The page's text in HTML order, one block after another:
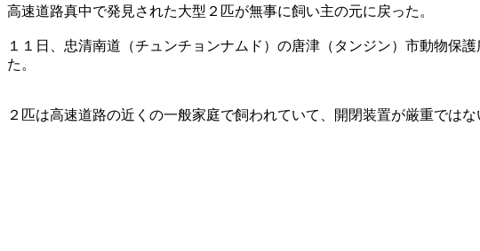
高速道路真中で発見された大型２匹が無事に飼い主の元に戻った。
１１日、忠清南道（チュンチョンナムド）の唐津（タンジン）市動物保
た。
２匹は高速道路の近くの一般家庭で飼われていて、開閉装置が厳重では